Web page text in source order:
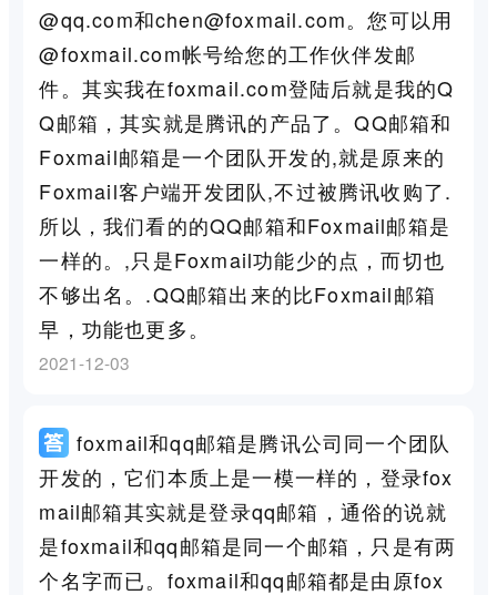
@qq.com和chen@foxmail.com。您可以用
@foxmail.com帐号给您的工作伙伴发邮
件。其实我在foxmail.com登陆后就是我的Q
Q邮箱，其实就是腾讯的产品了。QQ邮箱和
Foxmail邮箱是一个团队开发的,就是原来的
Foxmail客户端开发团队,不过被腾讯收购了.
所以，我们看的的QQ邮箱和Foxmail邮箱是
一样的。,只是Foxmail功能少的点，而切也
不够出名。.QQ邮箱出来的比Foxmail邮箱
早，功能也更多。
2021-12-03
foxmail和qq邮箱是腾讯公司同一个团队
开发的，它们本质上是一模一样的，登录fox
mail邮箱其实就是登录qq邮箱，通俗的说就
是foxmail和qq邮箱是同一个邮箱，只是有两
个名字而已。foxmail和qq邮箱都是由原fox